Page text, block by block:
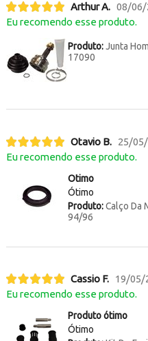
Arthur A. 08/06/
Eu recomendo esse produto.
Produto:Junta
17090
Otavio B. 25/
Eu recomendo esse produto.
Otimo
Ótimo
Produto:Calço Da
94/96
Cassio F. 19/05/
Eu recomendo esse produto.
Produto ótimo
Ótimo